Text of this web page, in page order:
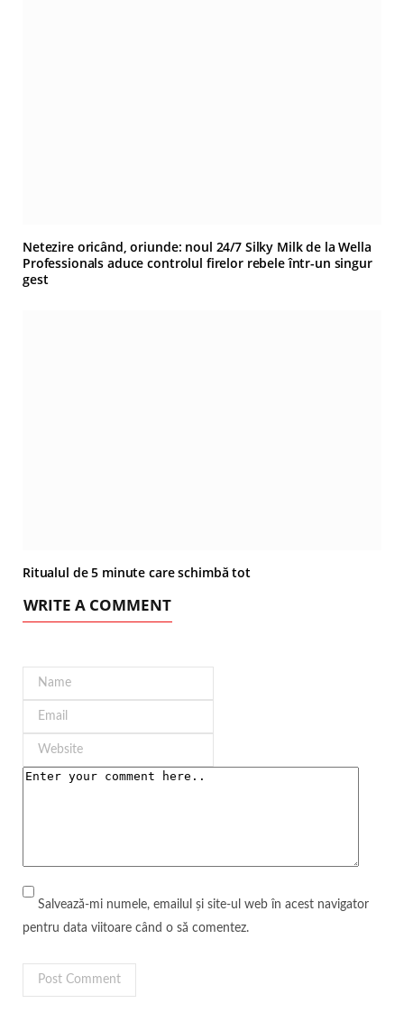
Netezire oricând, oriunde: noul 24/7 Silky Milk de la Wella
Professionals aduce controlul firelor rebele într-un singur
gest
Ritualul de 5 minute care schimbă tot
WRITE A COMMENT
Salvează-mi numele, emailul și site-ul web în acest navigator
pentru data viitoare când o să comentez.